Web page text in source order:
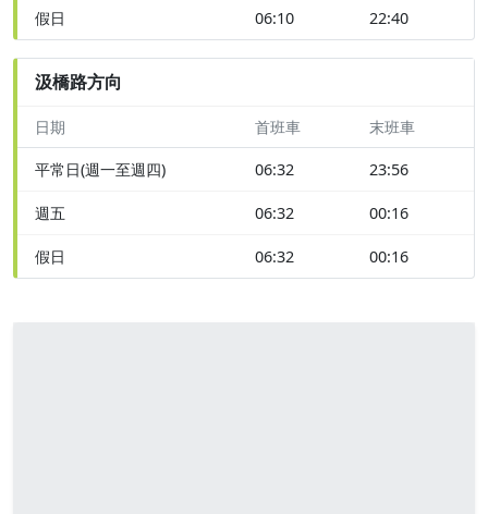
假日 06:10 22:40
汲橋路方向
日期 首班車 末班車
平常日(週一至週四) 06:32 23:56
週五 06:32 00:16
假日 06:32 00:16